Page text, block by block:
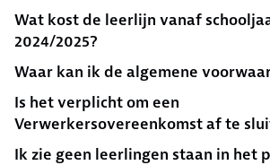
Wat kost de leerlijn vanaf
2024/2025?
Waar kan ik de algemene
Is het verplicht om een
Verwerkersovereenkomst af te
Ik zie geen leerlingen staan in het